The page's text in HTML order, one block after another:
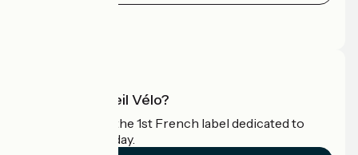
What is Accueil Vélo?
Accueil Vélo is the 1st French label dedicated to
cyclists on holiday.